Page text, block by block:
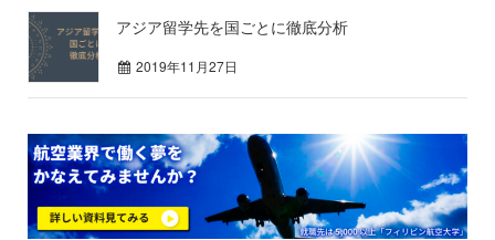
アジア留学先を国ごとに徹底分析
2019年11月27日